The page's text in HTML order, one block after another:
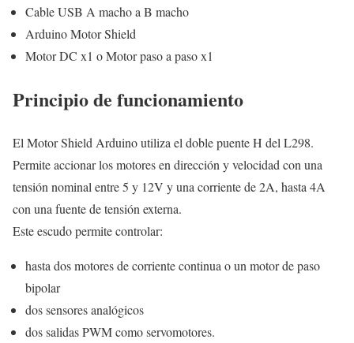
Cable USB A macho a B macho
Arduino Motor Shield
Motor DC x1 o Motor paso a paso x1
Principio de funcionamiento
El Motor Shield Arduino utiliza el doble puente H del L298.
Permite accionar los motores en dirección y velocidad con una
tensión nominal entre 5 y 12V y una corriente de 2A, hasta 4A
con una fuente de tensión externa.
Este escudo permite controlar:
hasta dos motores de corriente continua o un motor de paso
bipolar
dos sensores analógicos
dos salidas PWM como servomotores.